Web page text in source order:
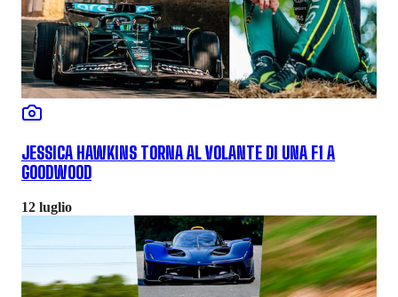
JESSICA HAWKINS TORNA AL VOLANTE DI UNA F1 A
GOODWOOD
12 luglio